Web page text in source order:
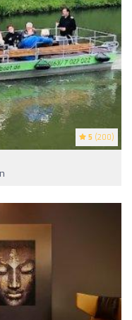
5 (200)